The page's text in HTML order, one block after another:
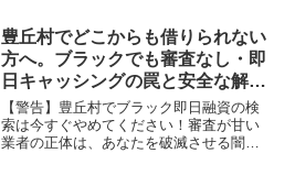
野沢温泉村で違法業者を避け、借金地獄
から抜け出した方々の実体験と確実な解
決策を完全公開。
豊丘村でどこからも借りられない
方へ。ブラックでも審査なし・即
日キャッシングの罠と安全な解決
策
【警告】豊丘村でブラック即日融資の検
索は今すぐやめてください！審査が甘い
業者の正体は、あなたを破滅させる闇金